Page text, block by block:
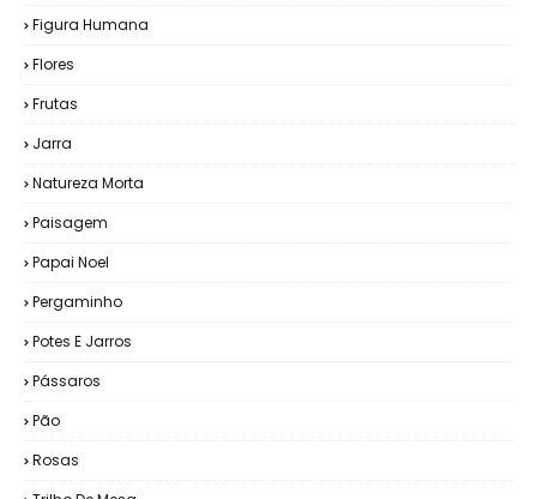
Figura Humana
Flores
Frutas
Jarra
Natureza Morta
Paisagem
Papai Noel
Pergaminho
Potes E Jarros
Pássaros
Pão
Rosas